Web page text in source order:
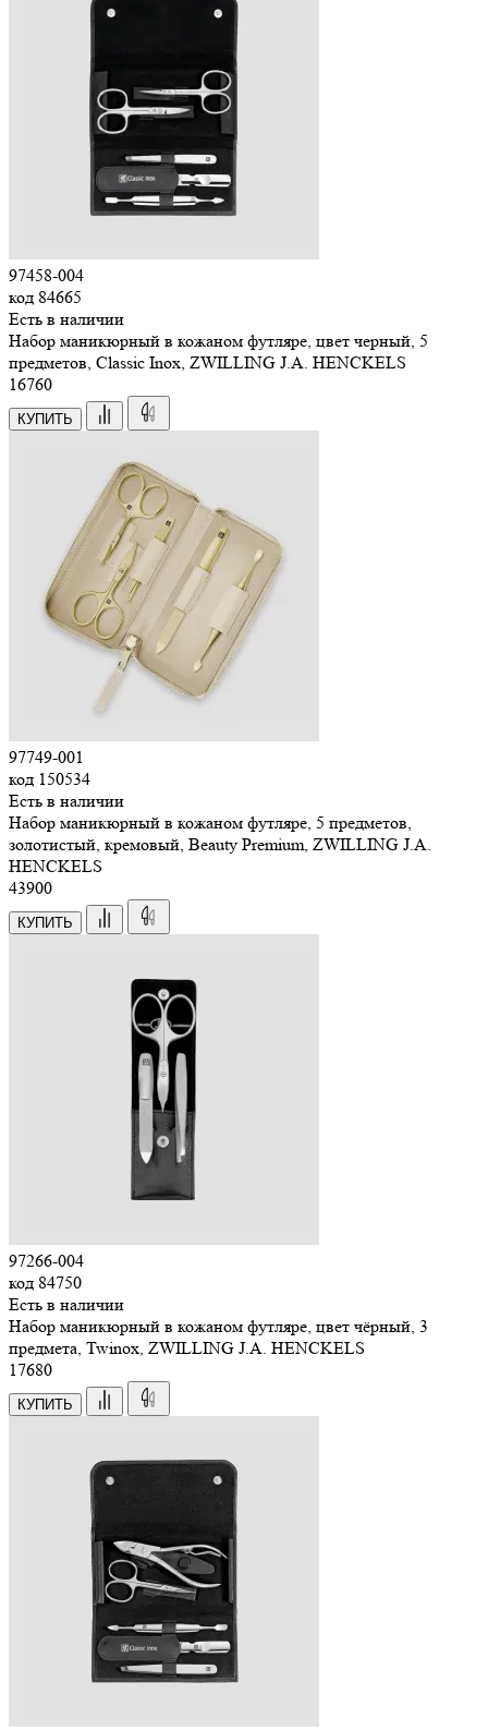
97458-004
код 84665
Есть в наличии
Набор маникюрный в кожаном футляре, цвет черный, 5
предметов, Classic Inox, ZWILLING J.A. HENCKELS
16760
КУПИТЬ
97749-001
код 150534
Есть в наличии
Набор маникюрный в кожаном футляре, 5 предметов,
золотистый, кремовый, Beauty Premium, ZWILLING J.A.
HENCKELS
43900
КУПИТЬ
97266-004
код 84750
Есть в наличии
Набор маникюрный в кожаном футляре, цвет чёрный, 3
предмета, Twinox, ZWILLING J.A. HENCKELS
17680
КУПИТЬ